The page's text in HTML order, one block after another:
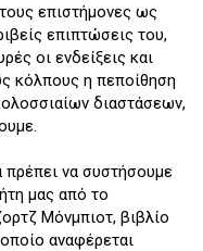
επιστήμονες ως
επιπτώσεις του,
οι ενδείξεις και
κόλπους η πεποίθηση
διαστάσεων,
πρέπει να συστήσουμε
μας από το
Μόνμπιοτ, βιβλίο
αναφέρεται